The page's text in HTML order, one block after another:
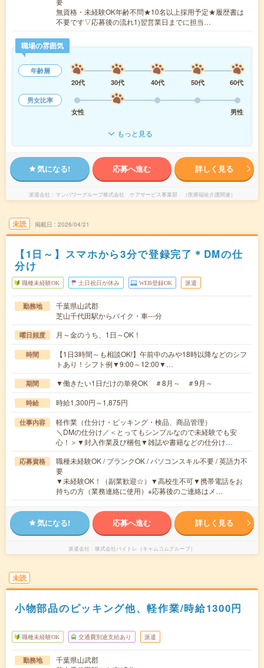
無資格・未経験OK年齢不問★10名以上採用予定★履歴書は
不要です▽応募後の流れ1)翌営業日までに担当…
職場の雰囲気
年齢層
20代
30代 40代 50代
60代
男女比率
女性
男性
もっと見る
気になる! 応募へ進む 詳しく見る
派遣会社 マンパワーグループ株式会社 ケアサービス事業部 （医療福祉介護関連）
未読 掲載日 2026/04/21
【1日～】スマホから3分で登録完了＊DMの仕
分け
職種未経験OK 土日祝日が休み WEB登録OK 派遣
勤務地
千葉県山武郡
芝山千代田駅からバイク・車---分
曜日頻度 月～金のうち、1日～OK！
時間
【1日3時間～も相談OK!】午前中のみや18時以降などのシフ
トあり！シフト例▼9:00～12:00▼…
期間 ▼働きたい1日だけの単発OK ＃8月～ ＃9月～
時給 時給1,300円～1,875円
仕事内容
軽作業（仕分け・ピッキング・検品、商品管理）
＼DMの仕分け／＜とってもシンプルなので未経験でも安
心！＞▼封入作業及び梱包▼雑誌や書籍などの仕分け…
応募資格
職種未経験OK / ブランクOK / パソコンスキル不要 / 英語力不
要
▼未経験OK！（副業歓迎☆）▼高校生不可▼携帯電話をお
持ちの方（業務連絡に使用）※応募後のご連絡はメ…
気になる! 応募へ進む 詳しく見る
派遣会社 株式会社バイトレ（キャムコムグループ）
未読
小物部品のピッキング他、軽作業/時給1300円
職種未経験OK 交通費別途支給あり 派遣
勤務地
千葉県山武郡